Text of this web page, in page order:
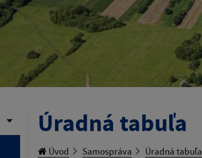
Úradná tabuľa
Úvod Samospráva Úradná tabuľa